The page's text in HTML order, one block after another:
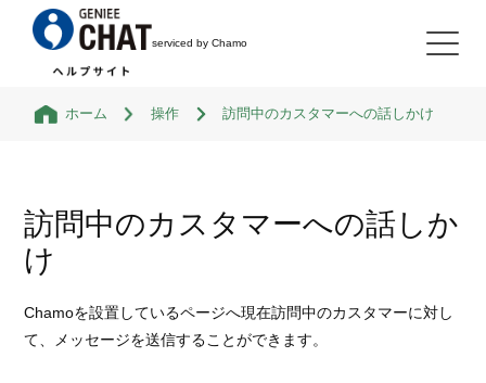
serviced by Chamo
機能
ホーム 操作 訪問中のカスタマーへの話しかけ
訪問中のカスタマーへの話しか
け
Chamoを設置しているページへ現在訪問中のカスタマーに対し
て、メッセージを送信することができます。